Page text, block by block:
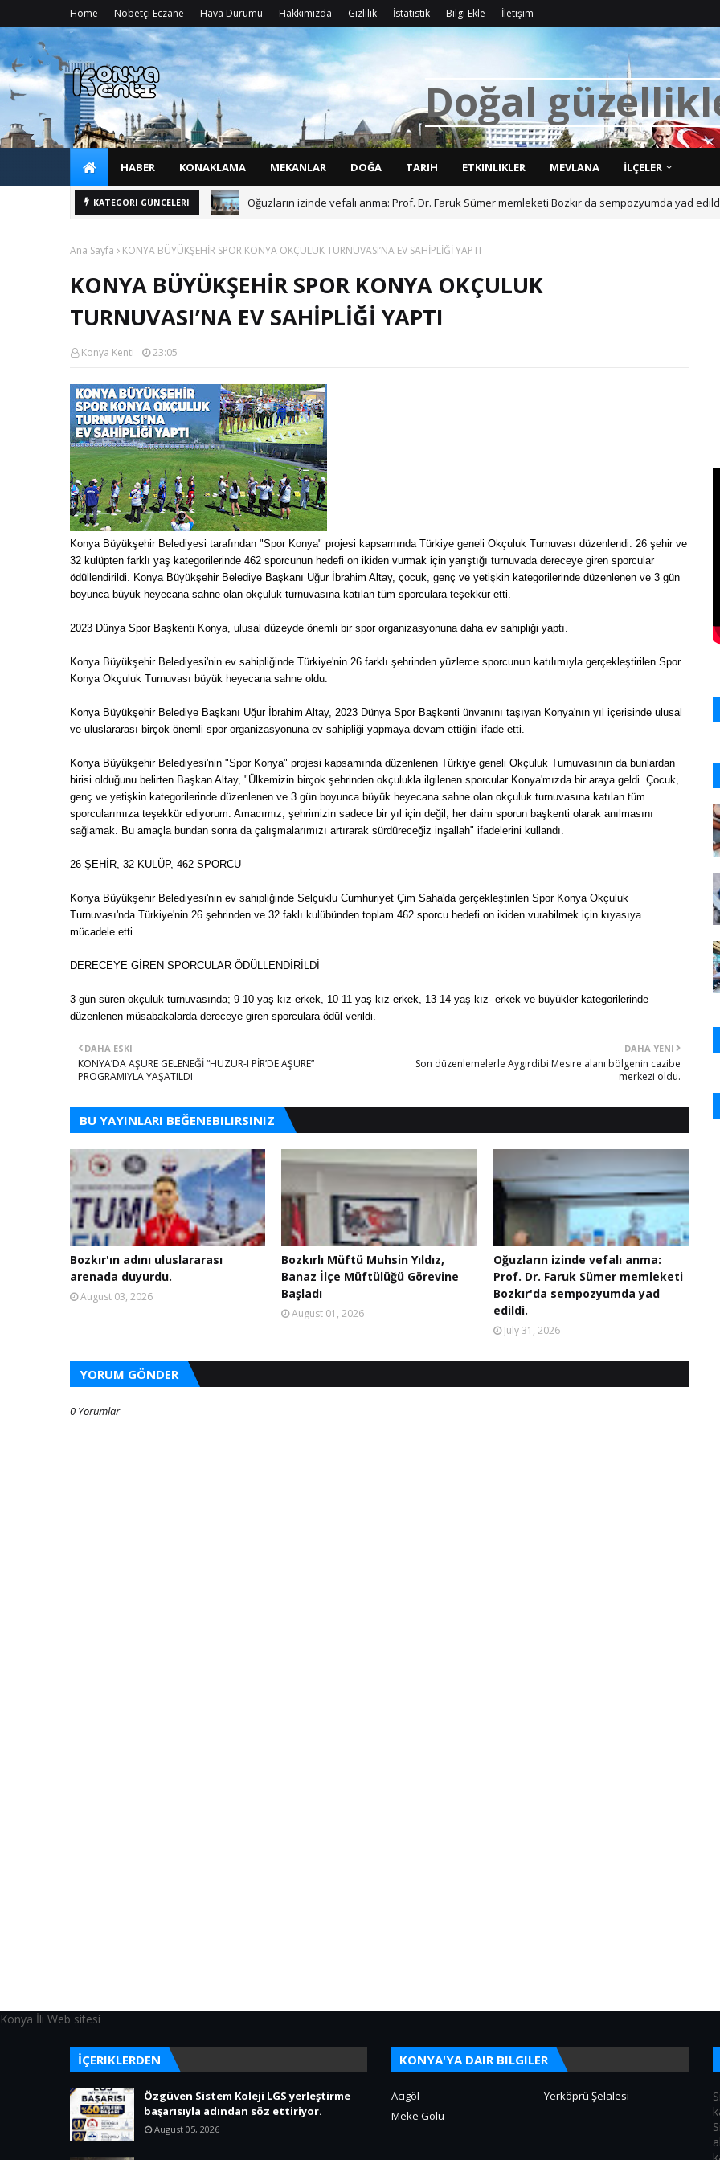
Home Nöbetçi Eczane Hava Durumu Hakkımızda Gizlilik İstatistik Bilgi Ekle İletişim
Doğal güzellikl
HABER KONAKLAMA MEKANLAR DOĞA TARIH ETKINLIKLER MEVLANA İLÇELER
KATEGORI GÜNCELERI Oğuzların izinde vefalı anma: Prof. Dr. Faruk Sümer memleketi Bozkır'da sempozyumda yad
Ana Sayfa KONYA BÜYÜKŞEHİR SPOR KONYA OKÇULUK TURNUVASI’NA EV SAHİPLİĞİ YAPTI
KONYA BÜYÜKŞEHİR SPOR KONYA OKÇULUK
TURNUVASI’NA EV SAHİPLİĞİ YAPTI
Konya Kenti 23:05
Konya Büyükşehir Belediyesi tarafından "Spor Konya" projesi kapsamında Türkiye geneli Okçuluk Turnuvası düzenlendi. 26 şehir ve
32 kulüpten farklı yaş kategorilerinde 462 sporcunun hedefi on ikiden vurmak için yarıştığı turnuvada dereceye giren sporcular
ödüllendirildi. Konya Büyükşehir Belediye Başkanı Uğur İbrahim Altay, çocuk, genç ve yetişkin kategorilerinde düzenlenen ve 3 gün
boyunca büyük heyecana sahne olan okçuluk turnuvasına katılan tüm sporculara teşekkür etti.
2023 Dünya Spor Başkenti Konya, ulusal düzeyde önemli bir spor organizasyonuna daha ev sahipliği yaptı.
Konya Büyükşehir Belediyesi'nin ev sahipliğinde Türkiye'nin 26 farklı şehrinden yüzlerce sporcunun katılımıyla gerçekleştirilen Spor
Konya Okçuluk Turnuvası büyük heyecana sahne oldu.
Konya Büyükşehir Belediye Başkanı Uğur İbrahim Altay, 2023 Dünya Spor Başkenti ünvanını taşıyan Konya'nın yıl içerisinde ulusal
ve uluslararası birçok önemli spor organizasyonuna ev sahipliği yapmaya devam ettiğini ifade etti.
Konya Büyükşehir Belediyesi'nin "Spor Konya" projesi kapsamında düzenlenen Türkiye geneli Okçuluk Turnuvasının da bunlardan
birisi olduğunu belirten Başkan Altay, "Ülkemizin birçok şehrinden okçulukla ilgilenen sporcular Konya'mızda bir araya geldi. Çocuk,
genç ve yetişkin kategorilerinde düzenlenen ve 3 gün boyunca büyük heyecana sahne olan okçuluk turnuvasına katılan tüm
sporcularımıza teşekkür ediyorum. Amacımız; şehrimizin sadece bir yıl için değil, her daim sporun başkenti olarak anılmasını
sağlamak. Bu amaçla bundan sonra da çalışmalarımızı artırarak sürdüreceğiz inşallah" ifadelerini kullandı.
26 ŞEHİR, 32 KULÜP, 462 SPORCU
Konya Büyükşehir Belediyesi'nin ev sahipliğinde Selçuklu Cumhuriyet Çim Saha'da gerçekleştirilen Spor Konya Okçuluk
Turnuvası'nda Türkiye'nin 26 şehrinden ve 32 faklı kulübünden toplam 462 sporcu hedefi on ikiden vurabilmek için kıyasıya
mücadele etti.
DERECEYE GİREN SPORCULAR ÖDÜLLENDİRİLDİ
3 gün süren okçuluk turnuvasında; 9-10 yaş kız-erkek, 10-11 yaş kız-erkek, 13-14 yaş kız- erkek ve büyükler kategorilerinde
düzenlenen müsabakalarda dereceye giren sporculara ödül verildi.
DAHA YENI
Son düzenlemelerle Aygırdibi Mesire alanı bölgenin cazibe
merkezi oldu.
DAHA ESKI
KONYA’DA AŞURE GELENEĞİ “HUZUR-I PİR’DE AŞURE”
PROGRAMIYLA YAŞATILDI
BU YAYINLARI BEĞENEBILIRSINIZ
Bozkır'ın adını uluslararası
arenada duyurdu.
August 03, 2026
Bozkırlı Müftü Muhsin Yıldız,
Banaz İlçe Müftülüğü Görevine
Başladı
August 01, 2026
Oğuzların izinde vefalı anma:
Prof. Dr. Faruk Sümer memleketi
Bozkır'da sempozyumda yad
edildi.
July 31, 2026
YORUM GÖNDER
0 Yorumlar
Konya İli Web sitesi
İÇERIKLERDEN
Özgüven Sistem Koleji LGS yerleştirme
başarısıyla adından söz ettiriyor.
August 05, 2026
KONYA'YA DAIR BILGILER
Acıgöl
Yerköprü Şelalesi
Meke Gölü